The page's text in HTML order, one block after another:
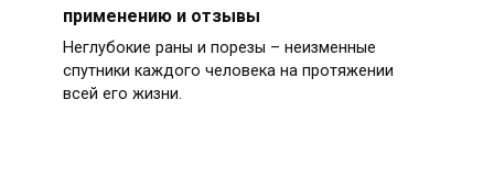
применению и отзывы
Неглубокие раны и порезы – неизменные
спутники каждого человека на протяжении
всей его жизни.